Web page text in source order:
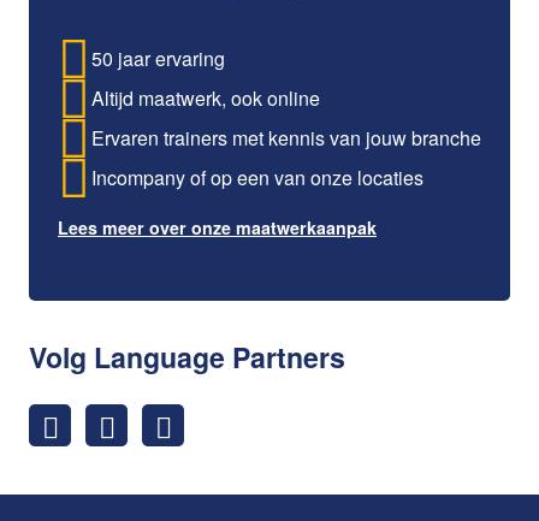
50 jaar ervaring
Altijd maatwerk, ook online
Ervaren trainers met kennis van jouw branche
Incompany of op een van onze locaties
Lees meer over onze maatwerkaanpak
Volg Language Partners